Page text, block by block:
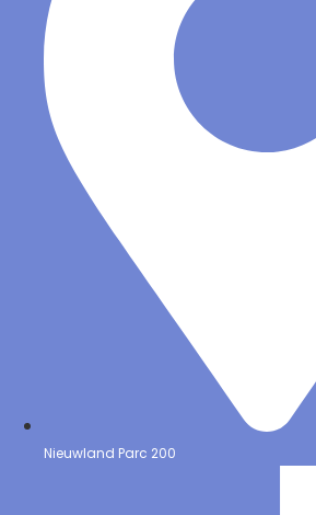
Nieuwland Parc 200